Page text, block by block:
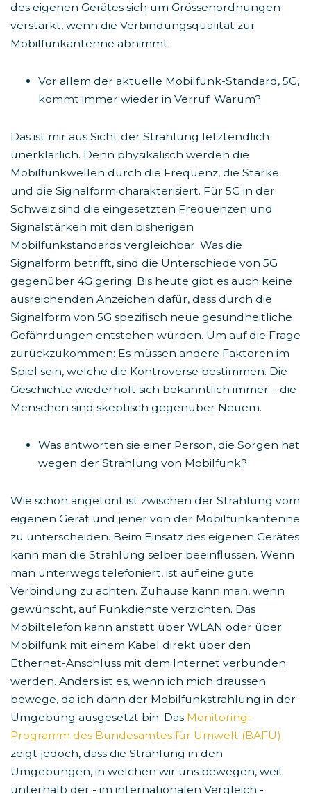
des eigenen Gerätes sich um Grössenordnungen
verstärkt, wenn die Verbindungsqualität zur
Mobilfunkantenne abnimmt.
Vor allem der aktuelle Mobilfunk-Standard, 5G,
kommt immer wieder in Verruf. Warum?
Das ist mir aus Sicht der Strahlung letztendlich
unerklärlich. Denn physikalisch werden die
Mobilfunkwellen durch die Frequenz, die Stärke
und die Signalform charakterisiert. Für 5G in der
Schweiz sind die eingesetzten Frequenzen und
Signalstärken mit den bisherigen
Mobilfunkstandards vergleichbar. Was die
Signalform betrifft, sind die Unterschiede von 5G
gegenüber 4G gering. Bis heute gibt es auch keine
ausreichenden Anzeichen dafür, dass durch die
Signalform von 5G spezifisch neue gesundheitliche
Gefährdungen entstehen würden. Um auf die Frage
zurückzukommen: Es müssen andere Faktoren im
Spiel sein, welche die Kontroverse bestimmen. Die
Geschichte wiederholt sich bekanntlich immer – die
Menschen sind skeptisch gegenüber Neuem.
Was antworten sie einer Person, die Sorgen hat
wegen der Strahlung von Mobilfunk?
Wie schon angetönt ist zwischen der Strahlung vom
eigenen Gerät und jener von der Mobilfunkantenne
zu unterscheiden. Beim Einsatz des eigenen Gerätes
kann man die Strahlung selber beeinflussen. Wenn
man unterwegs telefoniert, ist auf eine gute
Verbindung zu achten. Zuhause kann man, wenn
gewünscht, auf Funkdienste verzichten. Das
Mobiltelefon kann anstatt über WLAN oder über
Mobilfunk mit einem Kabel direkt über den
Ethernet-Anschluss mit dem Internet verbunden
werden. Anders ist es, wenn ich mich draussen
bewege, da ich dann der Mobilfunkstrahlung in der
Umgebung ausgesetzt bin. Das Monitoring-
Programm des Bundesamtes für Umwelt (BAFU)
zeigt jedoch, dass die Strahlung in den
Umgebungen, in welchen wir uns bewegen, weit
unterhalb der - im internationalen Vergleich -